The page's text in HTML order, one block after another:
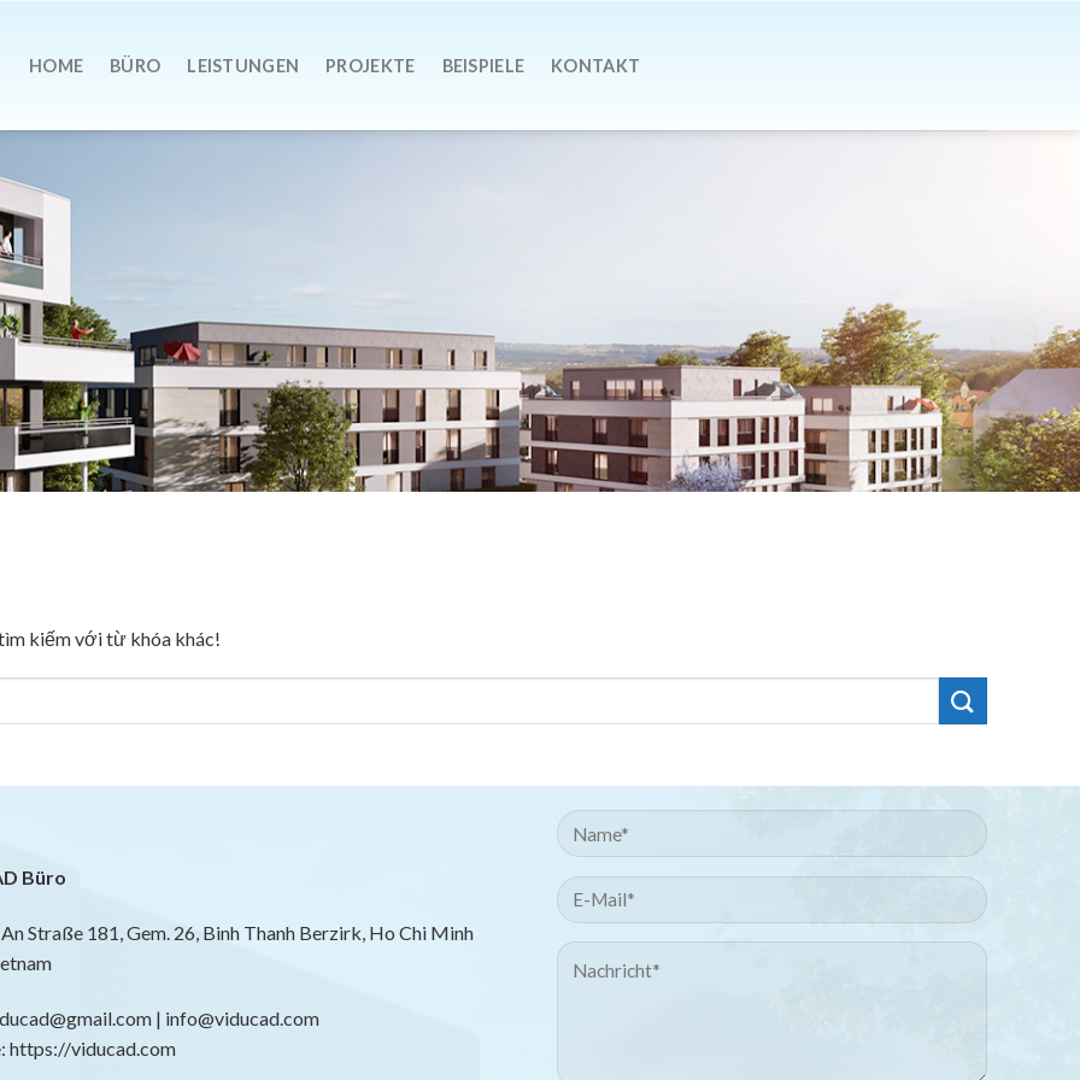
HOME BÜRO LEISTUNGEN PROJEKTE BEISPIELE KONTAKT
kiếm với từ khóa khác!
Büro
An Straße 181, Gem. 26, Binh Thanh Berzirk, Ho Chi Minh
| info@viducad.com
https://viducad.com